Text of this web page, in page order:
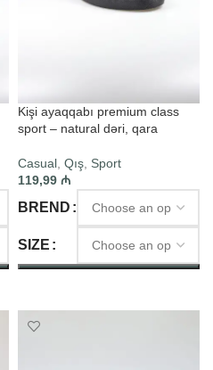
Kişi ayaqqabı premium class
sport – natural dəri, qara
Casual Qış Sport
119,99 ₼
BREND
SIZE